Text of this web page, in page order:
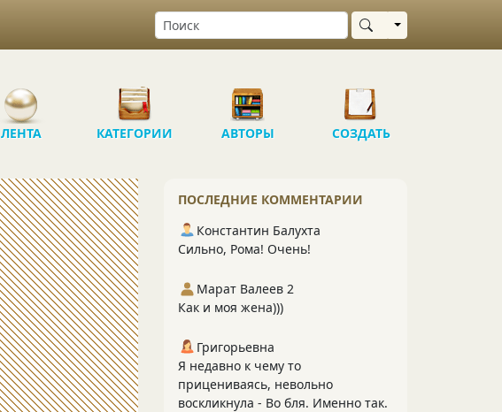
Выбрать область
ЛЕНТА КАТЕГОРИИ АВТОРЫ СОЗДАТЬ
ПОСЛЕДНИЕ КОММЕНТАРИИ
Константин Балухта
Сильно, Рома! Очень!
Марат Валеев 2
Как и моя жена)))
Григорьевна
Я недавно к чему то
прицениваясь, невольно
воскликнула - Во бля. Именно так.